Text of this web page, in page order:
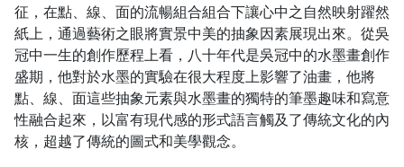
征，在點、線、面的流暢組合組合下讓心中之自然映射躍然
紙上，通過藝術之眼將實景中美的抽象因素展現出來。從吳
冠中一生的創作歷程上看，八十年代是吳冠中的水墨畫創作
盛期，他對於水墨的實驗在很大程度上影響了油畫，他將
點、線、面這些抽象元素與水墨畫的獨特的筆墨趣味和寫意
性融合起來，以富有現代感的形式語言觸及了傳統文化的內
核，超越了傳統的圖式和美學觀念。